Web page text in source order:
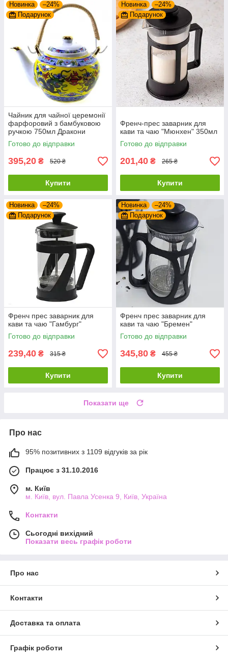
Новинка
–24%
Подарунок
Чайник для чайної церемонії
фарфоровий з бамбуковою
ручкою 750мл Дракони
Готово до відправки
395,20 ₴ 520 ₴
Купити
Новинка
–24%
Подарунок
Френч-прес заварник для
кави та чаю "Мюнхен" 350мл
Готово до відправки
201,40 ₴ 265 ₴
Купити
Новинка
–24%
Подарунок
Френч прес заварник для
кави та чаю "Гамбург"
Готово до відправки
239,40 ₴ 315 ₴
Купити
Новинка
–24%
Подарунок
Френч прес заварник для
кави та чаю "Бремен"
Готово до відправки
345,80 ₴ 455 ₴
Купити
Показати ще
Про нас
95% позитивних з 1109 відгуків за рік
Працює з 31.10.2016
м. Київ
м. Київ, вул. Павла Усенка 9, Київ, Україна
Контакти
Сьогодні вихідний
Показати весь графік роботи
Про нас
Контакти
Доставка та оплата
Графік роботи